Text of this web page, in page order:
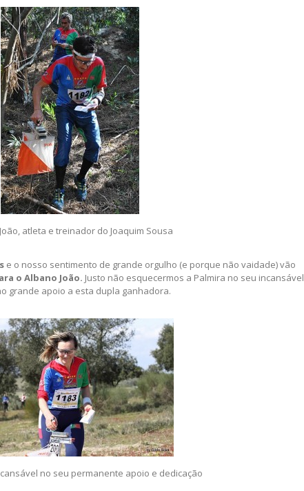
atleta e treinador do Joaquim Sousa
e o nosso sentimento de grande orgulho (e porque não vaidade) vão
o Albano João. Justo não esquecermos a Palmira no seu incansável
grande apoio a esta dupla ganhadora.
no seu permanente apoio e dedicação